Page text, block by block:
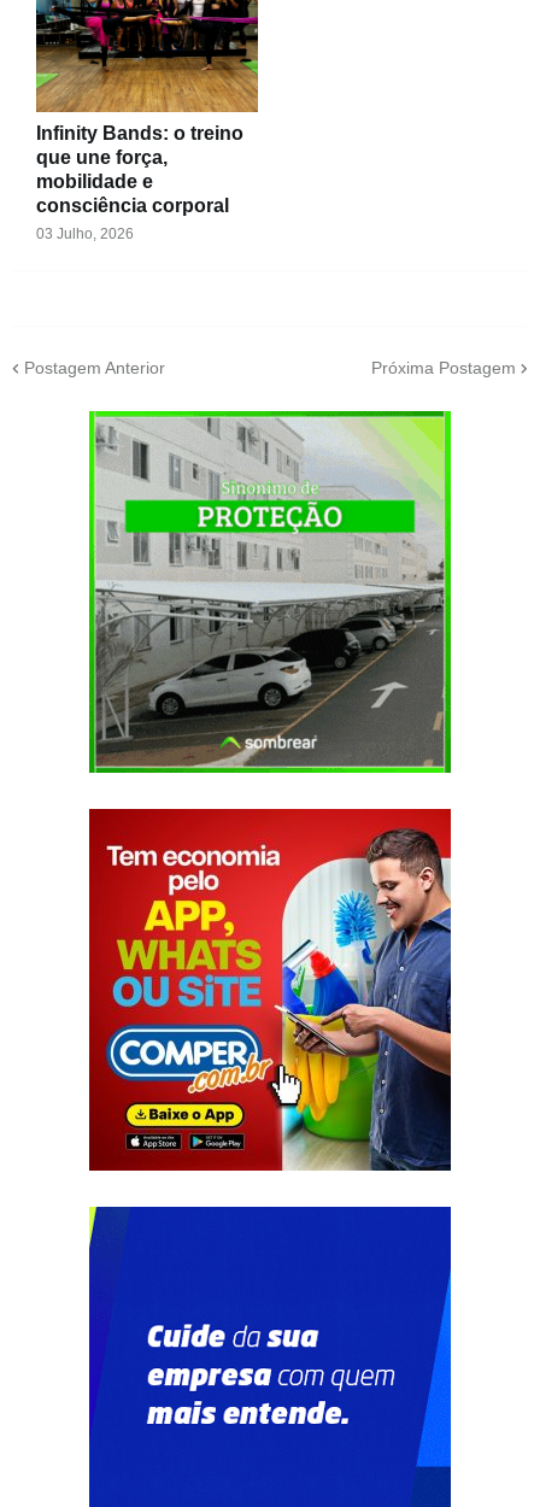
Infinity Bands: o treino
que une força,
mobilidade e
consciência corporal
03 Julho, 2026
Postagem Anterior Próxima Postagem